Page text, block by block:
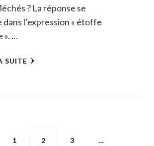
? La réponse se
l’expression « étoffe
». …
SUITE
PAGE
1 PAGE
2 PAGE
3 …